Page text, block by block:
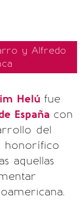
y Alfredo
Helú fue
España con
del
honorífico
aquellas